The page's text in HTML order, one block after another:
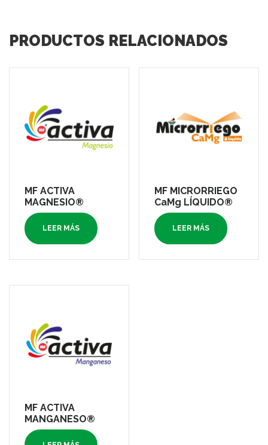
PRODUCTOS RELACIONADOS
MF ACTIVA
MAGNESIO®
LEER MÁS
MF MICRORRIEGO
CaMg LÍQUIDO®
LEER MÁS
MF ACTIVA
MANGANESO®